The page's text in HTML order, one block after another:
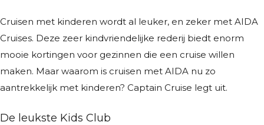
Cruisen met kinderen wordt al leuker, en zeker met AIDA
Cruises. Deze zeer kindvriendelijke rederij biedt enorm
mooie kortingen voor gezinnen die een cruise willen
maken. Maar waarom is cruisen met AIDA nu zo
aantrekkelijk met kinderen? Captain Cruise legt uit.
De leukste Kids Club